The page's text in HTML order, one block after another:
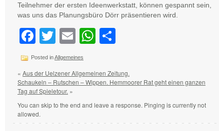
Teilnehmer der ersten Ideenwerkstatt, können gespannt sein,
was uns das Planungsbüro Dörr präsentieren wird.
Facebook
Twitter
EmailWhatsApp
Posted inAllgemeines
« Aus der Uelzener Allgemeinen Zeitung.
Schaukeln – Rutschen – Wippen. Hemmoorer Rat geht einen ganzen
Tag auf Spieletour. »
You can skip to the end and leave a response. Pinging is currently not
allowed.